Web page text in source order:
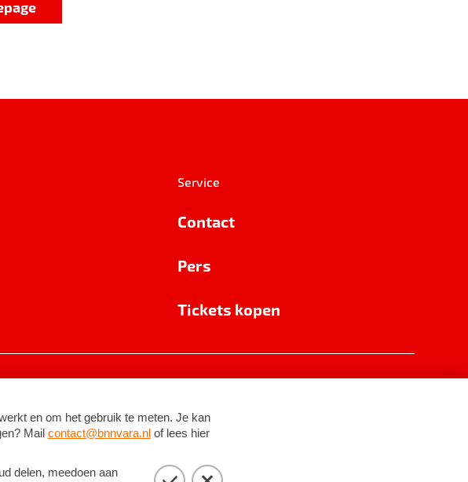
Service
Contact
Pers
Tickets kopen